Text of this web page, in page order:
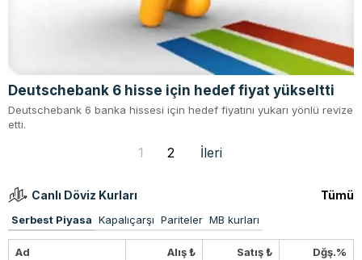
Deutschebank 6 hisse için hedef fiyat yükseltti
Deutschebank 6 banka hissesi için hedef fiyatını yukarı yönlü revize
etti.
1 2 İleri
Canlı Döviz Kurları Tümü
Serbest Piyasa Kapalıçarşı Pariteler MB kurları
Ad Alış ₺ Satış ₺ Dğş.%